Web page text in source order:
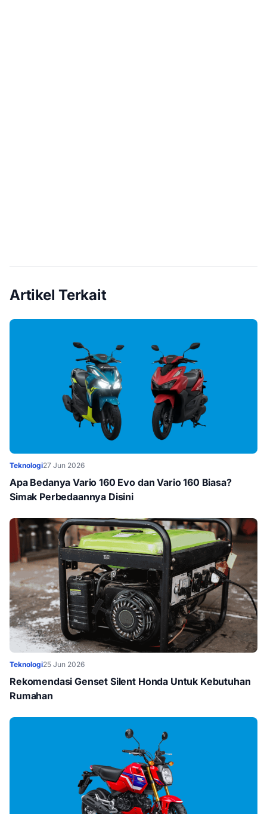
Artikel Terkait
Teknologi27 Jun 2026
Apa Bedanya Vario 160 Evo dan Vario 160 Biasa?
Simak Perbedaannya Disini
Teknologi25 Jun 2026
Rekomendasi Genset Silent Honda Untuk Kebutuhan
Rumahan